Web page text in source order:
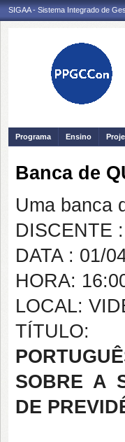
SIGAA - Sistema Integrado de
Programa Ensino
Banca de
Uma banca
DISCENTE
DATA : 01/
HORA:
LOCAL:
TÍTULO:
SOBRE A
DE